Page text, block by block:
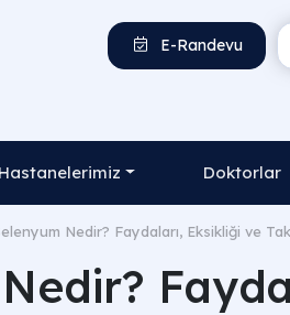
E-Randevu
Hastanelerimiz Doktorlar
Nedir? Faydaları, Eksikliği ve